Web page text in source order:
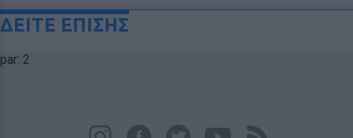
ΔΕΙΤΕ ΕΠΙΣΗΣ
par: 2